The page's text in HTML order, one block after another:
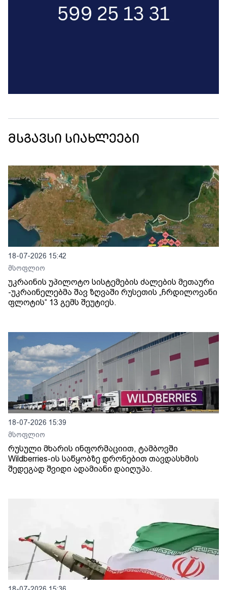
მსგავსი სიახლეები
18-07-2026 15:42
მსოფლიო
უკრაინის უპილოტო სისტემების ძალების მეთაური
-უკრაინელებმა შავ ზღვაში რუსეთის „ჩრდილოვანი
ფლოტის“ 13 გემს შეუტიეს.
18-07-2026 15:39
მსოფლიო
რუსული მხარის ინფორმაციით, ტამბოვში
Wildberries-ის საწყობზე დრონებით თავდასხმის
შედეგად შვიდი ადამიანი დაიღუპა.